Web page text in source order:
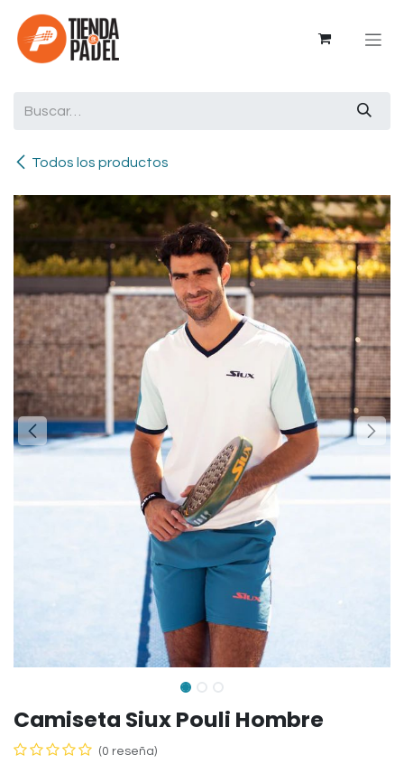
Ir al contenido
Todos los productos
Camiseta Siux Pouli Hombre
(0 reseña)